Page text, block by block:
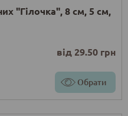
"Гілочка", 8 см, 5 см,
від 29.50 грн
Обрати